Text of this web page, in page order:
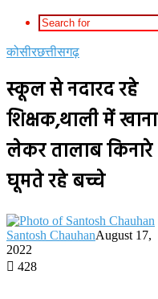
कोसीरछत्तीसगढ़
स्कूल से नदारद रहे
शिक्षक,थाली में खाना
लेकर तालाब किनारे
घूमते रहे बच्चे
Santosh ChauhanAugust 17,
2022
428